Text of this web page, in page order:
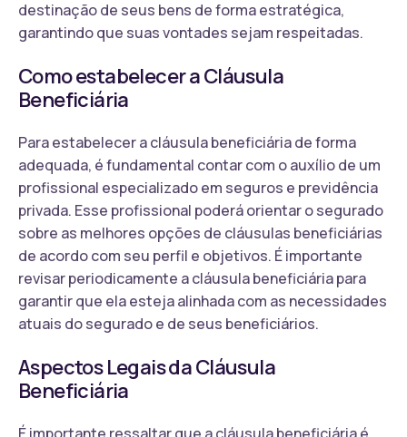
destinação de seus bens de forma estratégica,
garantindo que suas vontades sejam respeitadas.
Como estabelecer a Cláusula
Beneficiária
Para estabelecer a cláusula beneficiária de forma
adequada, é fundamental contar com o auxílio de um
profissional especializado em seguros e previdência
privada. Esse profissional poderá orientar o segurado
sobre as melhores opções de cláusulas beneficiárias
de acordo com seu perfil e objetivos. É importante
revisar periodicamente a cláusula beneficiária para
garantir que ela esteja alinhada com as necessidades
atuais do segurado e de seus beneficiários.
Aspectos Legais da Cláusula
Beneficiária
É importante ressaltar que a cláusula beneficiária é